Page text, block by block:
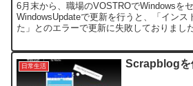
6月末から、職場のVOSTROでWindowsを
WindowsUpdateで更新を行うと、「インス
た」とのエラーで更新に失敗しておりまし
日常生活 Scrapblogを